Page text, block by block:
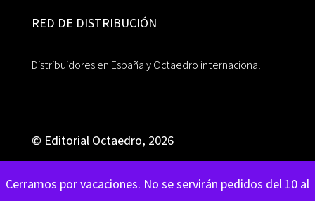
Cerramos por vacaciones. No se servirán pedidos del 10 al
RED DE DISTRIBUCIÓN
Distribuidores en España y Octaedro internacional
© Editorial Octaedro, 2026